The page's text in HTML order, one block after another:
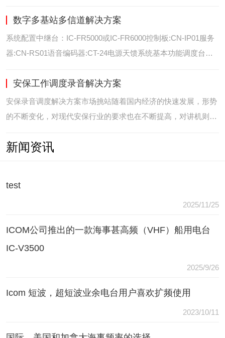
通过IP网络互联，通过成熟可靠的网络技术，艾可慕数字通讯将
延伸到世界的每一个角落。
数字多基站多信道解决方案
系统配置中继台：IC-FR5000或IC-FR6000控制板:CN-IP01服务
器:CN-RS01语音编码器:CT-24电源天馈系统基本功能调度台录
之间通过IP网络互联，通过成熟可靠的网络技术，艾可慕数字通
讯将延伸到世界的每一个角
安保工作调度录音解决方案
安保录音调度解决方案市场挑站随着国内经济的快速发展，形势
的不断变化，对现代安保行业的要求也在不断提高，对讲机则是
讯需要，常常会出现以下问题：（1）无可靠的报等多种保障手
新闻资讯
test
2025/11/25
ICOM公司推出的一款海事甚高频（VHF）船用电台
IC-V3500
2025/9/26
Icom 短波，超短波业余电台用户喜欢扩频使用
2023/10/11